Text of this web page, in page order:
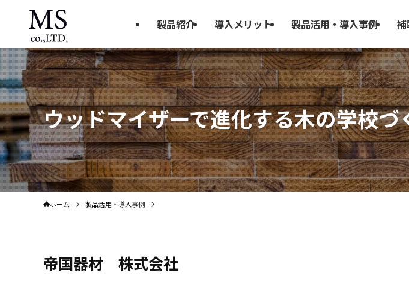
製品紹介 導入メリット 製品活用・導入事例
ウッドマイザーで進化する木の学校づ
ホーム 製品活用・導入事例
帝国器材 株式会社